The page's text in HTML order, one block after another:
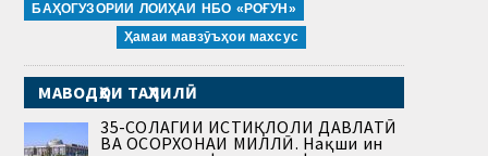
БАҲОГУЗОРИИ ЛОИҲАИ НБО «РОҒУН»
Ҳамаи мавзӯъҳои махсус
МАВОДҲОИ ТАҲЛИЛӢ
35-СОЛАГИИ ИСТИҚЛОЛИ ДАВЛАТӢ
ВА ОСОРХОНАИ МИЛЛӢ. Нақши ин